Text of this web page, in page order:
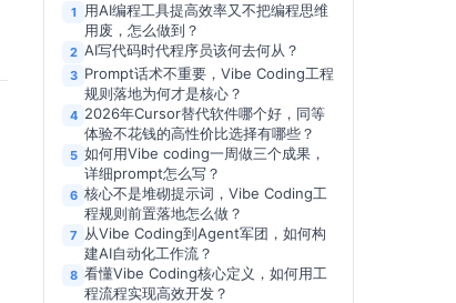
1
用AI编程工具提高效率又不把编程思维
用废，怎么做到？
2 AI写代码时代程序员该何去何从？
3 Prompt话术不重要，Vibe Coding工程
规则落地为何才是核心？
4 2026年Cursor替代软件哪个好，同等
体验不花钱的高性价比选择有哪些？
5 如何用Vibe coding一周做三个成果，
详细prompt怎么写？
6 核心不是堆砌提示词，Vibe Coding工
程规则前置落地怎么做？
7
从Vibe Coding到Agent军团，如何构
建AI自动化工作流？
8 看懂Vibe Coding核心定义，如何用工
程流程实现高效开发？